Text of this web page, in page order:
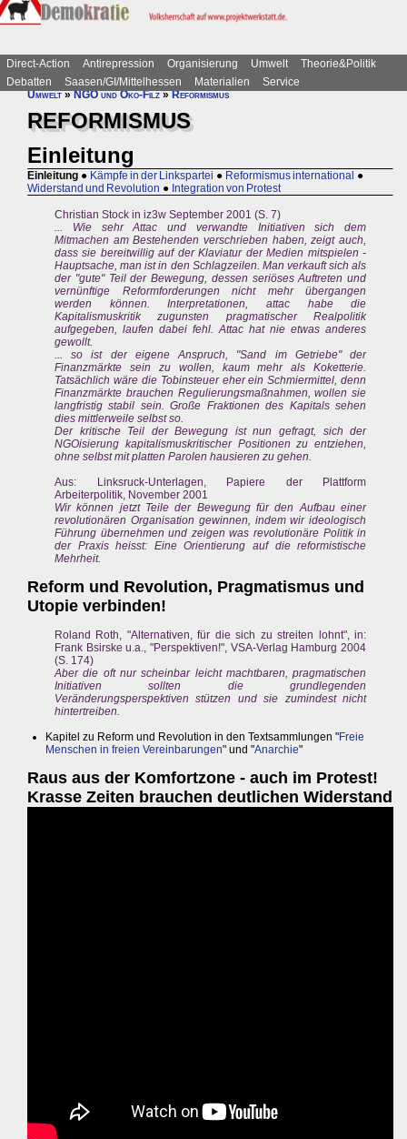
Direct-Action Antirepression Organisierung Umwelt
Theorie&Politik
Debatten
Saasen/GI/Mittelhessen Materialien
Service
Umwelt»NGO und Öko-Filz»Reformismus
REFORMISMUS
Einleitung
Einleitung ● Kämpfe in der Linkspartei ● Reformismus international ●
Widerstand und Revolution ● Integration von Protest
Christian Stock in iz3w September 2001 (S. 7)
... Wie sehr Attac und verwandte Initiativen sich dem
Mitmachen am Bestehenden verschrieben haben, zeigt auch,
dass sie bereitwillig auf der Klaviatur der Medien mitspielen -
Hauptsache, man ist in den Schlagzeilen. Man verkauft sich als
der "gute" Teil der Bewegung, dessen seriöses Auftreten und
vernünftige Reformforderungen nicht mehr übergangen
werden können. Interpretationen, attac habe die
Kapitalismuskritik zugunsten pragmatischer Realpolitik
aufgegeben, laufen dabei fehl. Attac hat nie etwas anderes
gewollt.
... so ist der eigene Anspruch, "Sand im Getriebe" der
Finanzmärkte sein zu wollen, kaum mehr als Koketterie.
Tatsächlich wäre die Tobinsteuer eher ein Schmiermittel, denn
Finanzmärkte brauchen Regulierungsmaßnahmen, wollen sie
langfristig stabil sein. Große Fraktionen des Kapitals sehen
dies mittlerweile selbst so.
Der kritische Teil der Bewegung ist nun gefragt, sich der
NGOisierung kapitalismuskritischer Positionen zu entziehen,
ohne selbst mit platten Parolen hausieren zu gehen.
Aus: Linksruck-Unterlagen, Papiere der Plattform
Arbeiterpolitik, November 2001
Wir können jetzt Teile der Bewegung für den Aufbau einer
revolutionären Organisation gewinnen, indem wir ideologisch
Führung übernehmen und zeigen was revolutionäre Politik in
der Praxis heisst: Eine Orientierung auf die reformistische
Mehrheit.
Reform und Revolution, Pragmatismus und
Utopie verbinden!
Roland Roth, "Alternativen, für die sich zu streiten lohnt", in:
Frank Bsirske u.a., "Perspektiven!", VSA-Verlag Hamburg 2004
(S. 174)
Aber die oft nur scheinbar leicht machtbaren, pragmatischen
Initiativen sollten die grundlegenden
Veränderungsperspektiven stützen und sie zumindest nicht
hintertreiben.
Kapitel zu Reform und Revolution in den Textsammlungen "Freie
Menschen in freien Vereinbarungen" und "Anarchie"
Raus aus der Komfortzone - auch im Protest!
Krasse Zeiten brauchen deutlichen Widerstand